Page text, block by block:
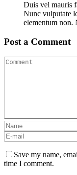
Duis vel mauris
Nunc vulputate
elementum non.
Post a Comment
Save my name,
time I comment.